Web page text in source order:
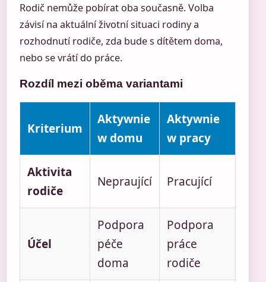
Rodič nemůže pobírat oba současně. Volba
závisí na aktuální životní situaci rodiny a
rozhodnutí rodiče, zda bude s dítětem doma,
nebo se vrátí do práce.
Rozdíl mezi oběma variantami
Kriterium
Aktywnie
w domu
Aktywnie
w pracy
Aktivita
rodiče
Nepraující Pracující
Účel
Podpora
péče
doma
Podpora
práce
rodiče